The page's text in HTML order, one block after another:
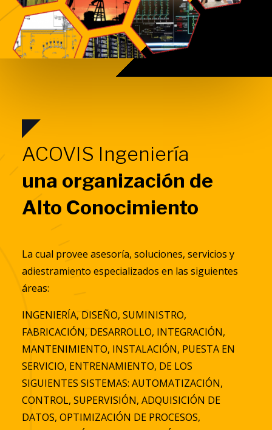
ACOVIS Ingeniería
una organización de
Alto Conocimiento
La cual provee asesoría, soluciones, servicios y
adiestramiento especializados en las siguientes
áreas:
INGENIERÍA, DISEÑO, SUMINISTRO,
FABRICACIÓN, DESARROLLO, INTEGRACIÓN,
MANTENIMIENTO, INSTALACIÓN, PUESTA EN
SERVICIO, ENTRENAMIENTO, DE LOS
SIGUIENTES SISTEMAS: AUTOMATIZACIÓN,
CONTROL, SUPERVISIÓN, ADQUISICIÓN DE
DATOS, OPTIMIZACIÓN DE PROCESOS,